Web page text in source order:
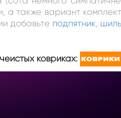
а также вариант
добавьте подпятник
ковриках: